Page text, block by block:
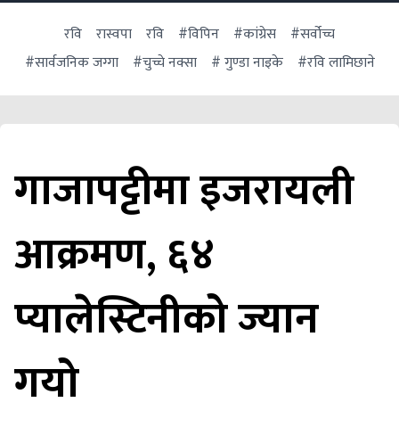
रवि रास्वपा रवि #विपिन #कांग्रेस
#सर्वोच्च
#सार्वजनिक जग्गा
#चुच्चे नक्सा # गुण्डा नाइके #रवि लामिछाने
गाजापट्टीमा इजरायली
आक्रमण, ६४
प्यालेस्टिनीको ज्यान
गयो